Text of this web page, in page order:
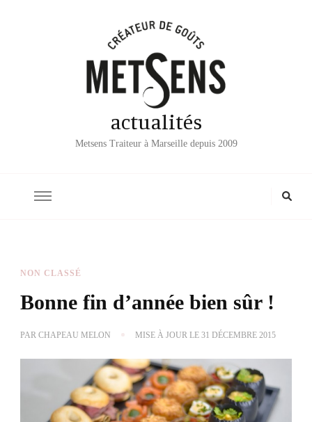
actualités
Metsens Traiteur à Marseille depuis 2009
NON CLASSÉ
Bonne fin d’année bien sûr !
PAR CHAPEAU MELON MISE À JOUR LE 31 DÉCEMBRE 2015